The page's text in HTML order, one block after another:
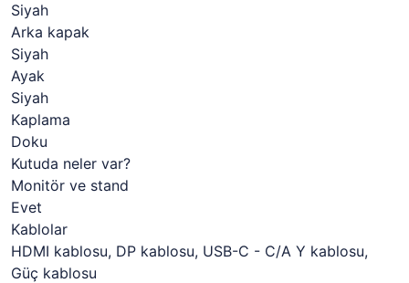
Siyah
Arka kapak
Siyah
Ayak
Siyah
Kaplama
Doku
Kutuda neler var?
Monitör ve stand
Evet
Kablolar
HDMI kablosu, DP kablosu, USB-C - C/A Y kablosu,
Güç kablosu